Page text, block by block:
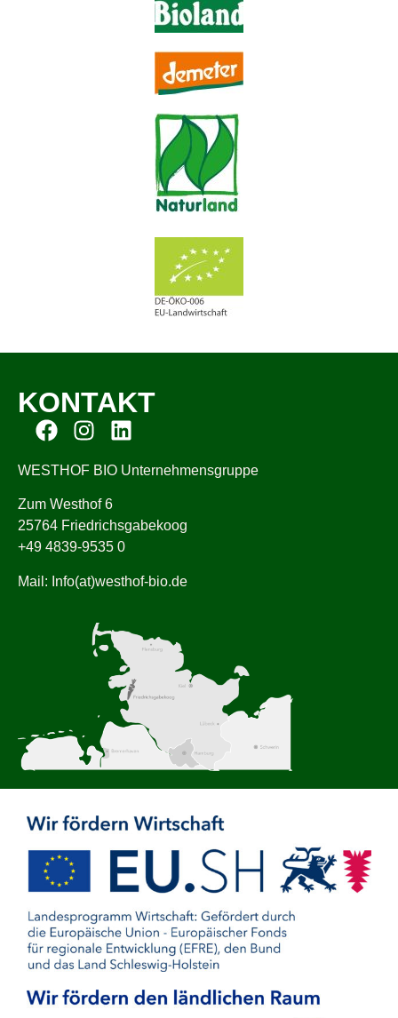
KONTAKT
WESTHOF BIO Unternehmensgruppe
Zum Westhof 6
25764 Friedrichsgabekoog
+49 4839-9535 0
Mail: Info(at)westhof-bio.de